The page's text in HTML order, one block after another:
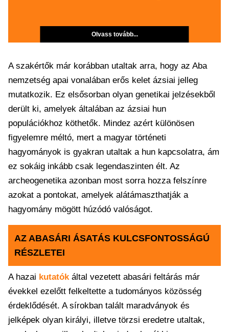
Olvass tovább...
A szakértők már korábban utaltak arra, hogy az Aba
nemzetség apai vonalában erős kelet ázsiai jelleg
mutatkozik. Ez elsősorban olyan genetikai jelzésekből
derült ki, amelyek általában az ázsiai hun
populációkhoz köthetők. Mindez azért különösen
figyelemre méltó, mert a magyar történeti
hagyományok is gyakran utaltak a hun kapcsolatra, ám
ez sokáig inkább csak legendaszinten élt. Az
archeogenetika azonban most sorra hozza felszínre
azokat a pontokat, amelyek alátámaszthatják a
hagyomány mögött húzódó valóságot.
AZ ABASÁRI ÁSATÁS KULCSFONTOSSÁGÚ
RÉSZLETEI
A hazai kutatók által vezetett abasári feltárás már
évekkel ezelőtt felkeltette a tudományos közösség
érdeklődését. A sírokban talált maradványok és
jelképek olyan királyi, illetve törzsi eredetre utaltak,